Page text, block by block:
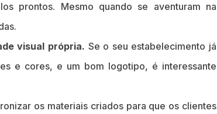
prontos. Mesmo quando se aventuram na
visual própria. Se o seu estabelecimento já
e cores, e um bom logotipo, é interessante
os materiais criados para que os clientes